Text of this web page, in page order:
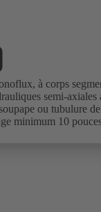
à corps
semi-axiales
ou tubulure de
minimum 10